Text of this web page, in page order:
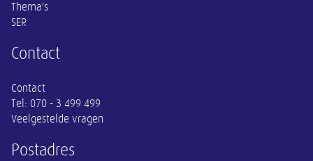
Thema's
SER
Contact
Contact
Tel: 070 - 3 499 499
Veelgestelde vragen
Postadres